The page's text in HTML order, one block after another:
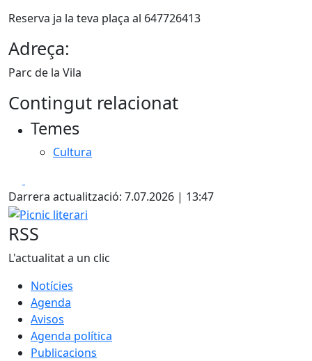
Reserva ja la teva plaça al 647726413
Adreça:
Parc de la Vila
Contingut relacionat
Temes
Cultura
Darrera actualització: 7.07.2026 | 13:47
Picnic literari
RSS
L'actualitat a un clic
Notícies
Agenda
Avisos
Agenda política
Publicacions